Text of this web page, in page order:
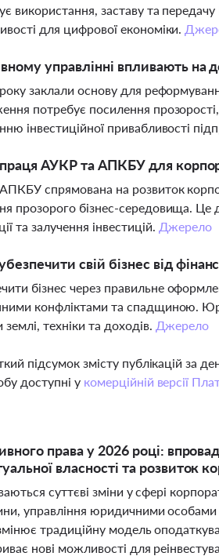
заставу та передачу
для цифрової економіки.
управлінні впливають на
заклали основу для
потребує посилення
інвестиційної привабливості
АУКР та АПКБУ для
спрямована на розвиток
прозорого бізнес-середовища. Це
та залучення інвестицій. Джерело
свій бізнес від
бізнес через правильне
конфліктами та спадщиною.
техніки та доходів. Джерело
підсумок змісту публікацій за
доступні у комерційній версії
права у 2026 році:
власності та розвиток
суттєві зміни у сфері
управління юридичними
традиційну модель
нові можливості для